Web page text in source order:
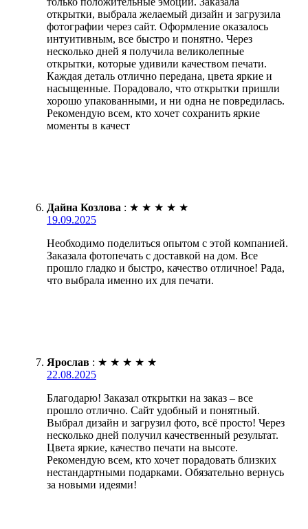
открытки, выбрала желаемый дизайн и загрузила
фотографии через сайт. Оформление оказалось
интуитивным, все быстро и понятно. Через
несколько дней я получила великолепные
открытки, которые удивили качеством печати.
Каждая деталь отлично передана, цвета яркие и
насыщенные. Порадовало, что открытки пришли
хорошо упакованными, и ни одна не повредилась.
Рекомендую всем, кто хочет сохранить яркие
моменты в качест
Дайна Козлова : ★ ★ ★ ★ ★
19.09.2025
Необходимо поделиться опытом с этой компанией.
Заказала фотопечать с доставкой на дом. Все
прошло гладко и быстро, качество отличное! Рада,
что выбрала именно их для печати.
Ярослав : ★ ★ ★ ★ ★
22.08.2025
Благодарю! Заказал открытки на заказ – все
прошло отлично. Сайт удобный и понятный.
Выбрал дизайн и загрузил фото, всё просто! Через
несколько дней получил качественный результат.
Цвета яркие, качество печати на высоте.
Рекомендую всем, кто хочет порадовать близких
нестандартными подарками. Обязательно вернусь
за новыми идеями!